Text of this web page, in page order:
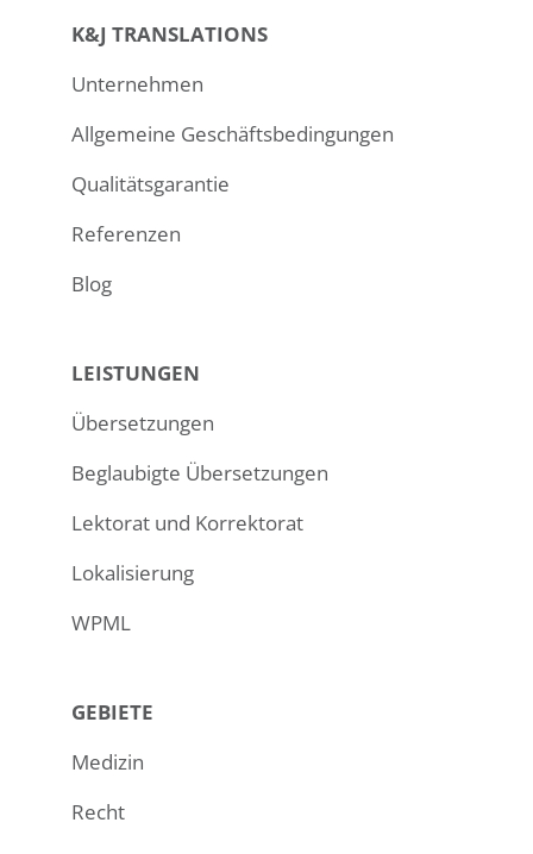
K&J TRANSLATIONS
Unternehmen
Allgemeine Geschäftsbedingungen
Qualitätsgarantie
Referenzen
Blog
LEISTUNGEN
Übersetzungen
Beglaubigte Übersetzungen
Lektorat und Korrektorat
Lokalisierung
WPML
GEBIETE
Medizin
Recht